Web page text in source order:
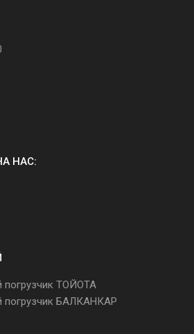
НАС:
погрузчик ТОЙОТА
погрузчик БАЛКАНКАР